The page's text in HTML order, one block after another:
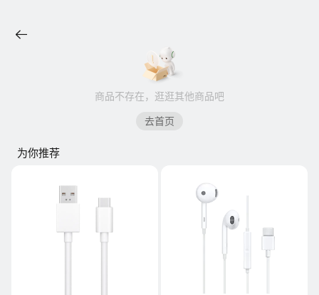
商品不存在，逛逛其他商品吧
去首页
为你推荐